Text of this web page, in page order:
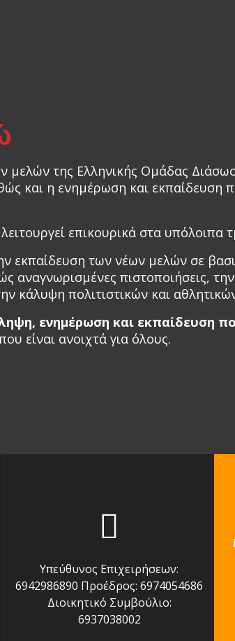
μελών της Ελληνικής Ομάδας
και η ενημέρωση και εκπαίδευση
επικουρικά στα υπόλοιπα
εκπαίδευση των νέων μελών σε
αναγνωρισμένες πιστοποιήσεις,
κάλυψη πολιτιστικών και
ενημέρωση και εκπαίδευση
είναι ανοιχτά για όλους.
Υπεύθυνος Επιχειρήσεων:
6942986890 Προέδρος: 6974054686
Διοικητικό Συμβούλιο:
6937038002